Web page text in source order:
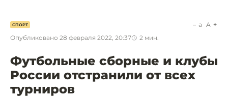
СПОРТ
Опубликовано 28 февраля 2022, 20:37 2 мин.
a A
Футбольные сборные и клубы
России отстранили от всех
турниров